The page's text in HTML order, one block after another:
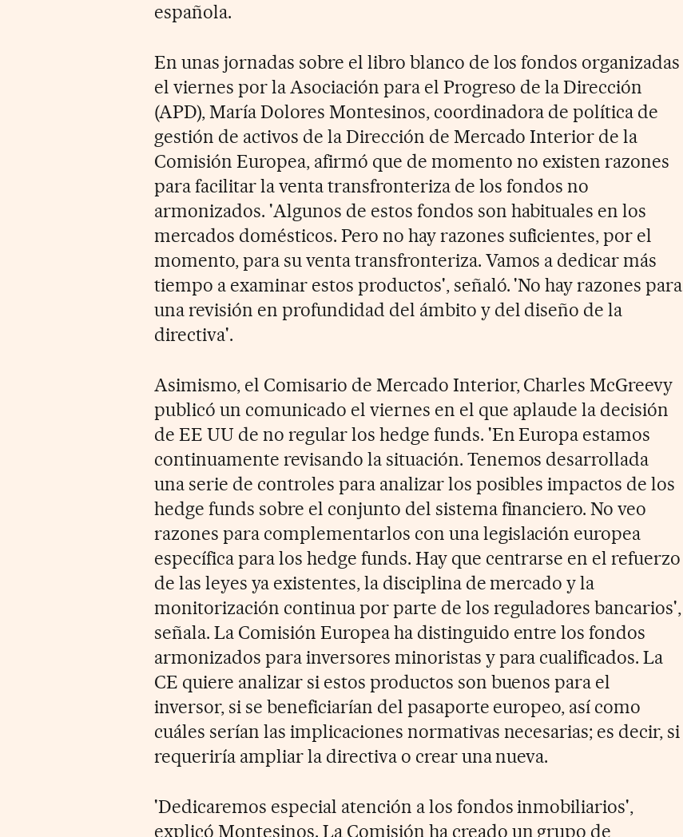
española.
En unas jornadas sobre el libro blanco de los fondos organizadas
el viernes por la Asociación para el Progreso de la Dirección
(APD), María Dolores Montesinos, coordinadora de política de
gestión de activos de la Dirección de Mercado Interior de la
Comisión Europea, afirmó que de momento no existen razones
para facilitar la venta transfronteriza de los fondos no
armonizados. 'Algunos de estos fondos son habituales en los
mercados domésticos. Pero no hay razones suficientes, por el
momento, para su venta transfronteriza. Vamos a dedicar más
tiempo a examinar estos productos', señaló. 'No hay razones para
una revisión en profundidad del ámbito y del diseño de la
directiva'.
Asimismo, el Comisario de Mercado Interior, Charles McGreevy
publicó un comunicado el viernes en el que aplaude la decisión
de EE UU de no regular los hedge funds. 'En Europa estamos
continuamente revisando la situación. Tenemos desarrollada
una serie de controles para analizar los posibles impactos de los
hedge funds sobre el conjunto del sistema financiero. No veo
razones para complementarlos con una legislación europea
específica para los hedge funds. Hay que centrarse en el refuerzo
de las leyes ya existentes, la disciplina de mercado y la
monitorización continua por parte de los reguladores bancarios',
señala. La Comisión Europea ha distinguido entre los fondos
armonizados para inversores minoristas y para cualificados. La
CE quiere analizar si estos productos son buenos para el
inversor, si se beneficiarían del pasaporte europeo, así como
cuáles serían las implicaciones normativas necesarias; es decir, si
requeriría ampliar la directiva o crear una nueva.
'Dedicaremos especial atención a los fondos inmobiliarios',
explicó Montesinos. La Comisión ha creado un grupo de